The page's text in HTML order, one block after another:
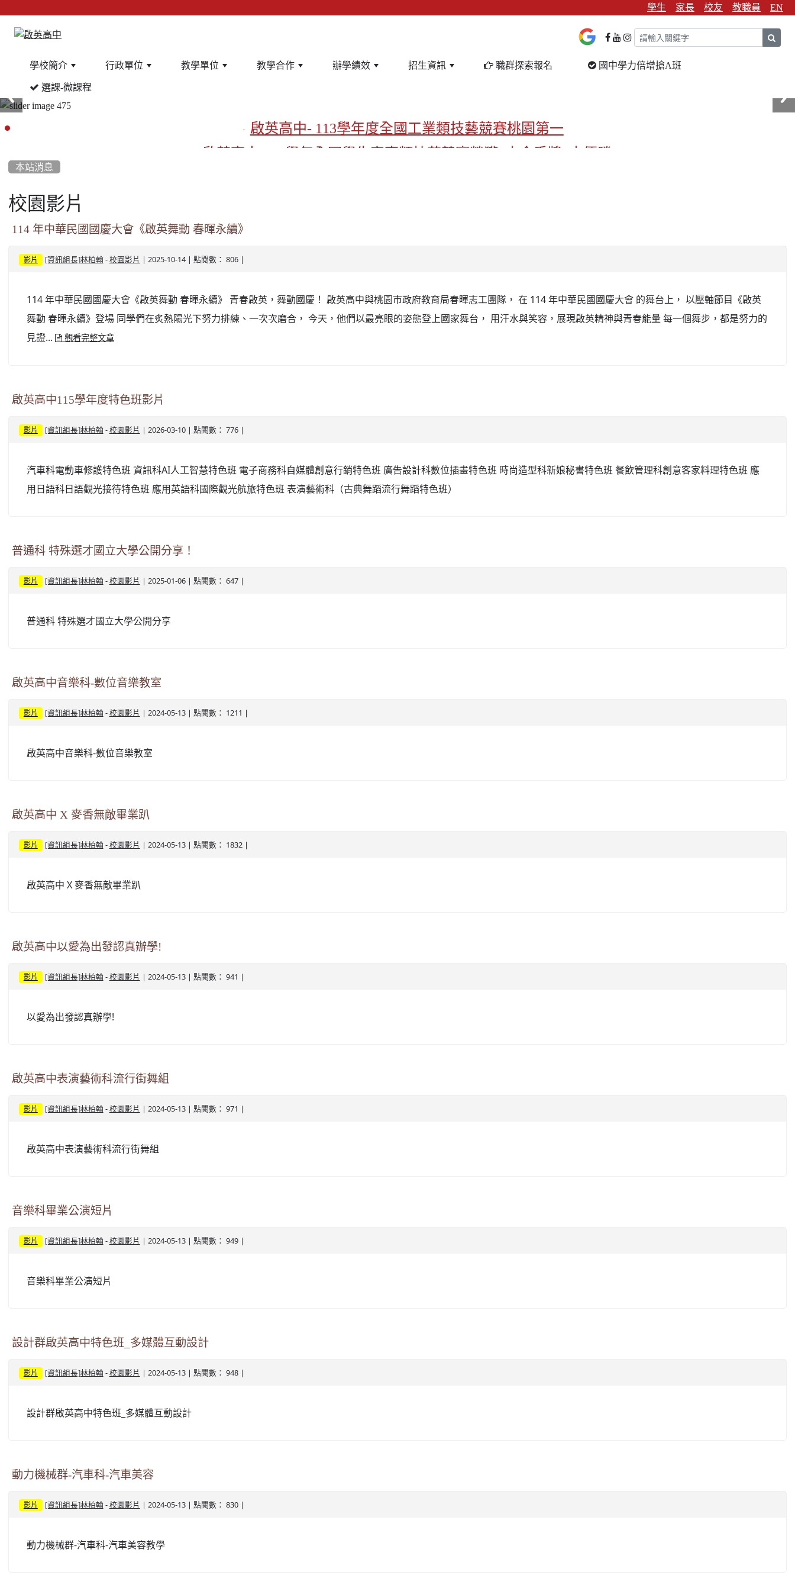
學生 家長 校友 教職員 EN
學校簡介 行政單位 教學單位 教學合作 辦學績效 招生資訊 職群探索報名 國中學力倍增搶A班
選課-微課程
啟英高中- 113學年度全國工業類技藝競賽桃園第一
啟英高中-113學年全國學生家事類技藝競賽榮獲1支金手獎3支優勝
本站消息
校園影片
114 年中華民國國慶大會《啟英舞動 春暉永續》
影片 [資訊組長]林柏翰- 校園影片 | 2025-10-14 | 點閱數： 806 |
114 年中華民國國慶大會《啟英舞動 春暉永續》 青春啟英，舞動國慶！ 啟英高中與桃園市政府教育局春暉志工團隊， 在 114 年中華民國國慶大會 的舞台上， 以壓軸節目《啟英
舞動 春暉永續》登場 同學們在炙熱陽光下努力排練、一次次磨合， 今天，他們以最亮眼的姿態登上國家舞台， 用汗水與笑容，展現啟英精神與青春能量 每一個舞步，都是努力的
見證...
觀看完整文章
啟英高中115學年度特色班影片
影片 [資訊組長]林柏翰- 校園影片 | 2026-03-10 | 點閱數： 776 |
汽車科電動車修護特色班 資訊科AI人工智慧特色班 電子商務科自媒體創意行銷特色班 廣告設計科數位插畫特色班 時尚造型科新娘秘書特色班 餐飲管理科創意客家料理特色班 應
用日語科日語觀光接待特色班 應用英語科國際觀光航旅特色班 表演藝術科（古典舞蹈流行舞蹈特色班）
普通科 特殊選才國立大學公開分享！
影片 [資訊組長]林柏翰- 校園影片 | 2025-01-06 | 點閱數： 647 |
普通科 特殊選才國立大學公開分享
啟英高中音樂科-數位音樂教室
影片 [資訊組長]林柏翰- 校園影片 | 2024-05-13 | 點閱數： 1211 |
啟英高中音樂科-數位音樂教室
啟英高中 X 麥香無敵畢業趴
影片 [資訊組長]林柏翰- 校園影片 | 2024-05-13 | 點閱數： 1832 |
啟英高中 X 麥香無敵畢業趴
啟英高中以愛為出發認真辦學!
影片 [資訊組長]林柏翰- 校園影片 | 2024-05-13 | 點閱數： 941 |
以愛為出發認真辦學!
啟英高中表演藝術科流行街舞組
影片 [資訊組長]林柏翰- 校園影片 | 2024-05-13 | 點閱數： 971 |
啟英高中表演藝術科流行街舞組
音樂科畢業公演短片
影片 [資訊組長]林柏翰- 校園影片 | 2024-05-13 | 點閱數： 949 |
音樂科畢業公演短片
設計群啟英高中特色班_多媒體互動設計
影片 [資訊組長]林柏翰- 校園影片 | 2024-05-13 | 點閱數： 948 |
設計群啟英高中特色班_多媒體互動設計
動力機械群-汽車科-汽車美容
影片 [資訊組長]林柏翰- 校園影片 | 2024-05-13 | 點閱數： 830 |
動力機械群-汽車科-汽車美容教學